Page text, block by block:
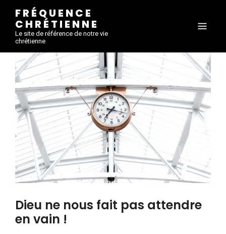
FRÉQUENCE
CHRÉTIENNE
Le site de référence de notre vie
chrétienne
Dieu ne nous fait pas attendre
en vain !